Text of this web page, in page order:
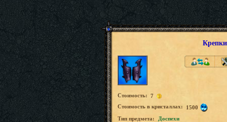
Стоимость: 7
Стоимость в кристаллах:
1500
Tип предмета:
Доспехи